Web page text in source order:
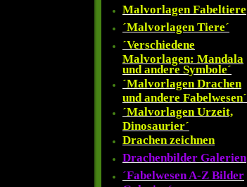
Malvorlagen Fabeltiere
´Malvorlagen Tiere´
´Verschiedene
Malvorlagen: Mandala
und andere Symbole´
´Malvorlagen Drachen
und andere Fabelwesen´
´Malvorlagen Urzeit,
Dinosaurier´
Drachen zeichnen
Drachenbilder Galerien
´Fabelwesen A-Z Bilder